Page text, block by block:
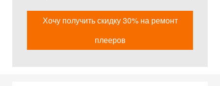
Хочу получить скидку 30% на ремонт
плееров